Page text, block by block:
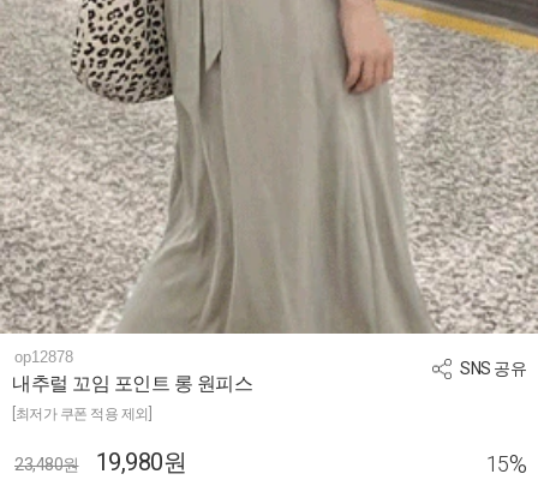
SNS 공유
op12878
내추럴 꼬임 포인트 롱 원피스
[최저가 쿠폰 적용 제외]
23,480원 19,980원 15%